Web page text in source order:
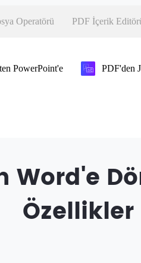
Operatörü PDF İçerik
PowerPoint'e PDF'den
Word'e
Özellikler